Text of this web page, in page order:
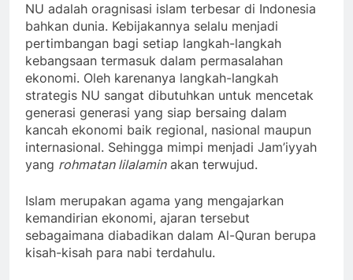
NU adalah oragnisasi islam terbesar di Indonesia
bahkan dunia. Kebijakannya selalu menjadi
pertimbangan bagi setiap langkah-langkah
kebangsaan termasuk dalam permasalahan
ekonomi. Oleh karenanya langkah-langkah
strategis NU sangat dibutuhkan untuk mencetak
generasi generasi yang siap bersaing dalam
kancah ekonomi baik regional, nasional maupun
internasional. Sehingga mimpi menjadi Jam’iyyah
yang rohmatan lilalaminakan terwujud.
Islam merupakan agama yang mengajarkan
kemandirian ekonomi, ajaran tersebut
sebagaimana diabadikan dalam Al-Quran berupa
kisah-kisah para nabi terdahulu.